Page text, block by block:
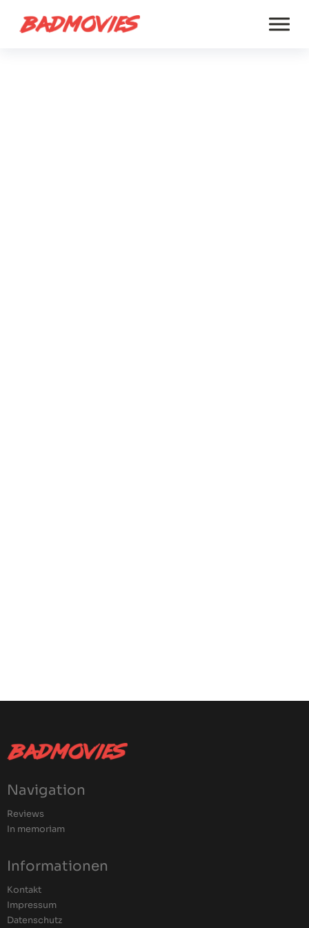
Navigation
Reviews
In memoriam
Informationen
Kontakt
Impressum
Datenschutz